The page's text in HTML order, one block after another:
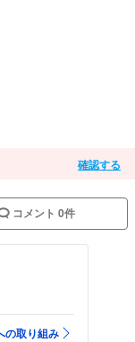
確認する
コメント 0件
の取り組み